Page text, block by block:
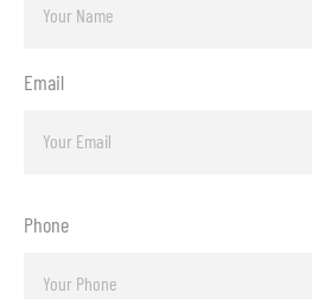
Email
Phone